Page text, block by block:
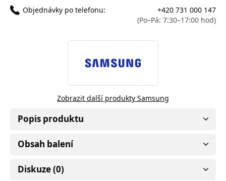
Objednávky po telefonu:
+420 731 000 147
(Po–Pá: 7:30–17:00 hod)
Zobrazit další produkty Samsung
Popis produktu
Obsah balení
Diskuze (0)